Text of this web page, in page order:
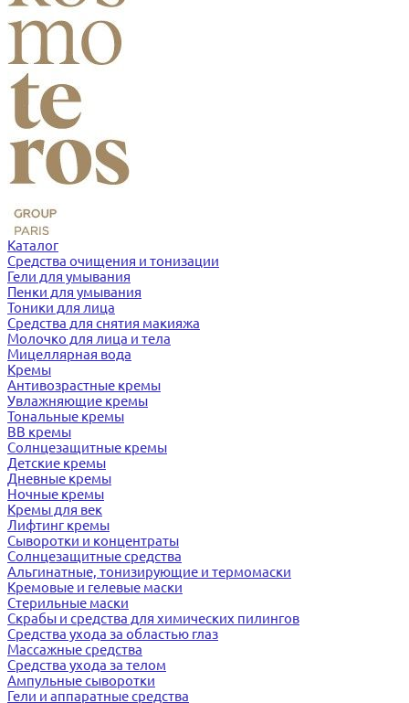
Каталог
Средства очищения и тонизации
Гели для умывания
Пенки для умывания
Тоники для лица
Средства для снятия макияжа
Молочко для лица и тела
Мицеллярная вода
Кремы
Антивозрастные кремы
Увлажняющие кремы
Тональные кремы
BB кремы
Солнцезащитные кремы
Детские кремы
Дневные кремы
Ночные кремы
Кремы для век
Лифтинг кремы
Сыворотки и концентраты
Солнцезащитные средства
Альгинатные, тонизирующие и термомаски
Кремовые и гелевые маски
Стерильные маски
Скрабы и средства для химических пилингов
Средства ухода за областью глаз
Массажные средства
Средства ухода за телом
Ампульные сыворотки
Гели и аппаратные средства